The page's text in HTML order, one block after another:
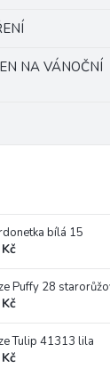
NA VÁNOČNÍ
bílá 15
Puffy 28
Tulip 41313 lila